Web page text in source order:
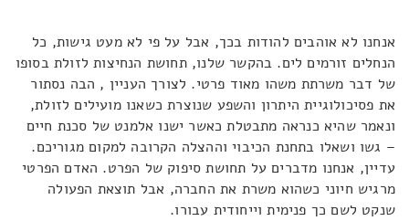
אנחנו לא אוהבים להודות בכך, אבל על פי לא מעט גישות, כל
הנחלים זורמים לים. בהקשר שלנו, תחושת הנחיצות לזולת בסופו
של דבר משרתת משהו מאוד פרטי. לצורך העניין , הבה נסתור
את פסיכולוגיית היתרון והשפע שנוצרת כשאנו מועילים לזולת,
ונאמר שהיא כנראה מתבטלת כאשר ישנו אלמנט של סכנת חיים
– גשו ושאלו בתחנת הכיבוי וההצלה הקרובה למקום מגוריכם.
עדיין, אנחנו מדברים על תחושת סיפוק של הפרט. האדם הפרטי
מרגיש חיוני כשהוא משרת את החברה, אבל תוצאת הפעולה
שנקט לשם כך פנימית וייחודית עבורו.